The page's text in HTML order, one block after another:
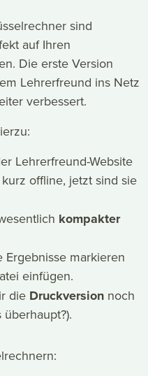
sind
auf Ihren
Die erste Version
Lehrerfreund ins Netz
verbessert.
Lehrerfreund-Website
offline, jetzt sind sie
kompakter
markieren
einfügen.
die Druckversion noch